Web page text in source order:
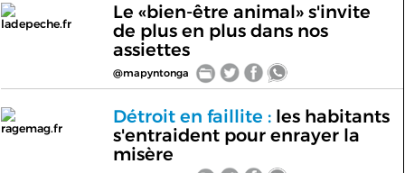
ladepeche.fr
Le «bien-être animal» s'invite
de plus en plus dans nos
assiettes
@mapyntonga
ragemag.fr
Détroit en faillite :les habitants
s'entraident pour enrayer la
misère